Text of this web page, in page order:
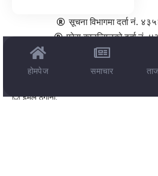
सूचना विभागमा दर्ता नं.
प्रेस काउन्सिलको दर्ता
दैनिक न्यूजलेटर
ताजा समाचार, प्रवृत्ति, अन्तर्दृष्टि, र उपयोगी
📩 ईमेल ठेगाना:
होमपेज समाचार